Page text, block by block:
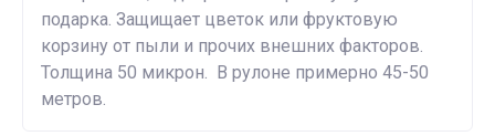
подарка. Защищает цветок или фруктовую
корзину от пыли и прочих внешних факторов.
Толщина 50 микрон. В рулоне примерно 45-50
метров.